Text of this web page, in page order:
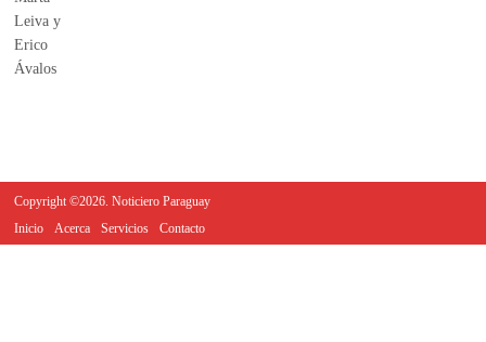
Copyright ©2026. Noticiero Paraguay
Inicio
Acerca Servicios Contacto